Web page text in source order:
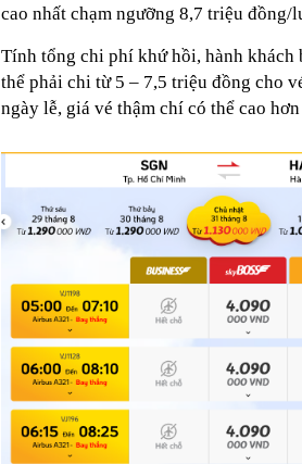
cao nhất chạm ngưỡng 8,7 triệu đồng/
Tính tổng chi phí khứ hồi, hành
thể phải chi từ 5 – 7,5 triệu đồng cho
ngày lễ, giá vé thậm chí có thể cao